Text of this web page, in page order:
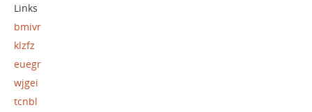
Links
bmivr
klzfz
euegr
wjgei
tcnbl